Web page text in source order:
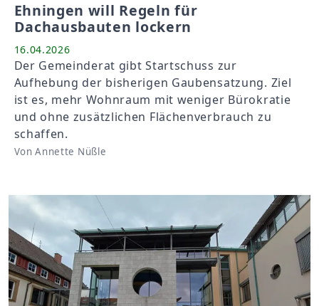
Ehningen will Regeln für
Dachausbauten lockern
16.04.2026
Der Gemeinderat gibt Startschuss zur
Aufhebung der bisherigen Gaubensatzung. Ziel
ist es, mehr Wohnraum mit weniger Bürokratie
und ohne zusätzlichen Flächenverbrauch zu
schaffen.
Von Annette Nüßle